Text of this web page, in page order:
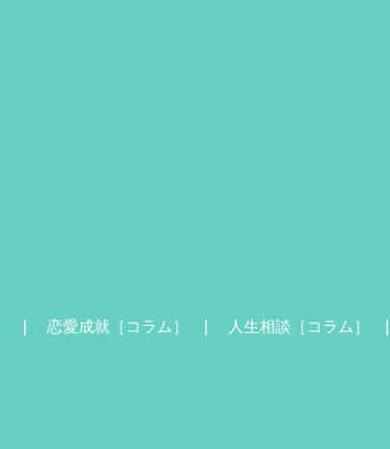
恋愛成就［コラム］ 人生相談［コラム］